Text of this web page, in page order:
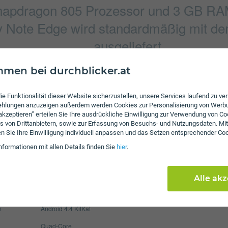
bei durchblicker.at
Funktionalität dieser Website sicherzustellen, unsere Services laufend zu
anzuzeigen außerdem werden Cookies zur Personalisierung von
erteilen Sie Ihre ausdrückliche Einwilligung zur Verwendung von
von Drittanbietern, sowie zur Erfassung von Besuchs- und Nutzungsdaten.
Sie Ihre Einwilligung individuell anpassen und das Setzen entsprechender
mit allen Details finden Sie hier.
Alle
805 Prozessor und 3 GB
Edge wird standardmäßig mit
ausgeliefert.
2048 x 1536 Pixel
4872 x 3248 Pixel
Bluetooth
NFC
WLAN
Android 4.4 KitKat
Quad-Core
525